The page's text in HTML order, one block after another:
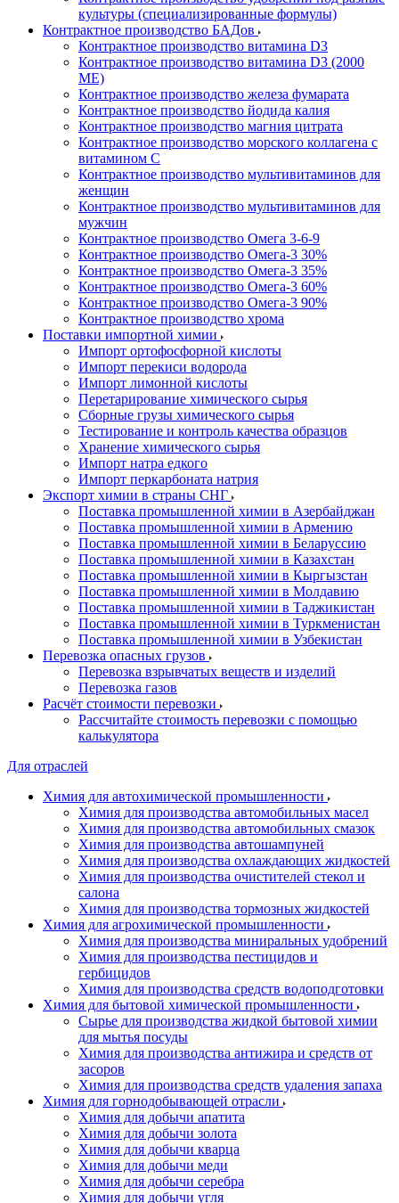
культуры (специализированные формулы)
Контрактное производство БАДов
Контрактное производство витамина D3
Контрактное производство витамина D3 (2000
МЕ)
Контрактное производство железа фумарата
Контрактное производство йодида калия
Контрактное производство магния цитрата
Контрактное производство морского коллагена с
витамином С
Контрактное производство мультивитаминов для
женщин
Контрактное производство мультивитаминов для
мужчин
Контрактное производство Омега 3-6-9
Контрактное производство Омега-3 30%
Контрактное производство Омега-3 35%
Контрактное производство Омега-3 60%
Контрактное производство Омега-3 90%
Контрактное производство хрома
Поставки импортной химии
Импорт ортофосфорной кислоты
Импорт перекиси водорода
Импорт лимонной кислоты
Перетарирование химического сырья
Сборные грузы химического сырья
Тестирование и контроль качества образцов
Хранение химического сырья
Импорт натра едкого
Импорт перкарбоната натрия
Экспорт химии в страны СНГ
Поставка промышленной химии в Азербайджан
Поставка промышленной химии в Армению
Поставка промышленной химии в Беларуссию
Поставка промышленной химии в Казахстан
Поставка промышленной химии в Кыргызстан
Поставка промышленной химии в Молдавию
Поставка промышленной химии в Таджикистан
Поставка промышленной химии в Туркменистан
Поставка промышленной химии в Узбекистан
Перевозка опасных грузов
Перевозка взрывчатых веществ и изделий
Перевозка газов
Расчёт стоимости перевозки
Рассчитайте стоимость перевозки с помощью
калькулятора
Для отраслей
Химия для автохимической промышленности
Химия для производства автомобильных масел
Химия для производства автомобильных смазок
Химия для производства автошампуней
Химия для производства охлаждающих жидкостей
Химия для производства очистителей стекол и
салона
Химия для производства тормозных жидкостей
Химия для агрохимической промышленности
Химия для производства миниральных удобрений
Химия для производства пестицидов и
гербицидов
Химия для производства средств водоподготовки
Химия для бытовой химической промышленности
Сырье для производства жидкой бытовой химии
для мытья посуды
Химия для производства антижира и средств от
засоров
Химия для производства средств удаления запаха
Химия для горнодобывающей отрасли
Химия для добычи апатита
Химия для добычи золота
Химия для добычи кварца
Химия для добычи меди
Химия для добычи серебра
Химия для добычи угля